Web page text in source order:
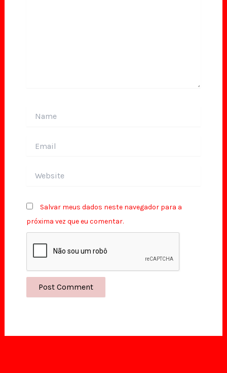
Salvar meus dados neste navegador para a
próxima vez que eu comentar.